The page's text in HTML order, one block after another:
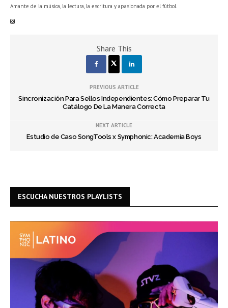
Amante de la música, la lectura, la escritura y apasionada por el fútbol.
Share This
PREVIOUS ARTICLE
Sincronización Para Sellos Independientes: Cómo Preparar Tu
Catálogo De La Manera Correcta
NEXT ARTICLE
Estudio de Caso SongTools x Symphonic: Academia Boys
ESCUCHA NUESTROS PLAYLISTS